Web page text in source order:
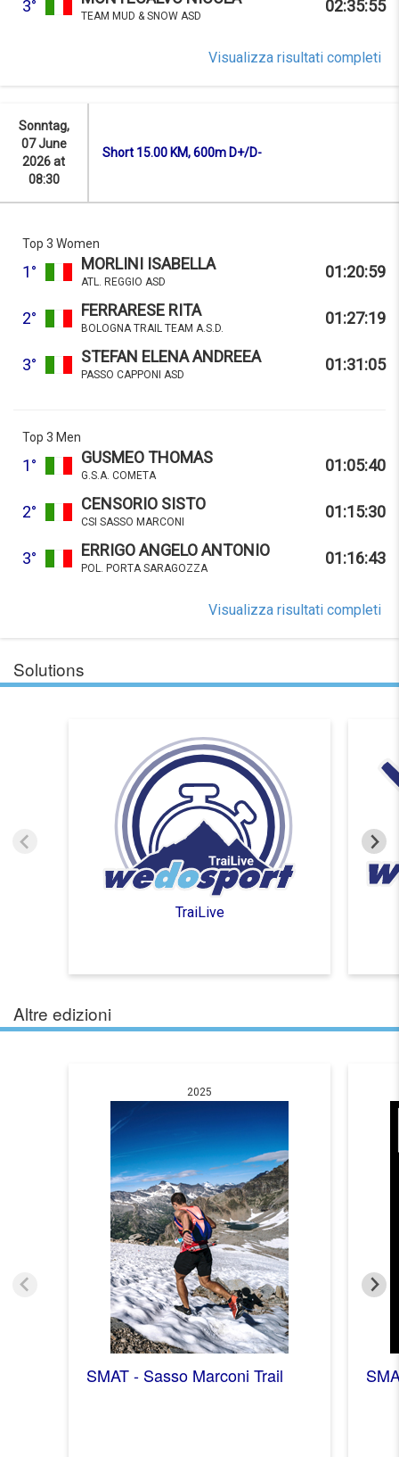
3°
TEAM MUD & SNOW ASD
02:35:55
Visualizza risultati completi
Sonntag,
07 June
2026 at
08:30
Short 15.00 KM, 600m D+/D-
Top 3 Women
1° MORLINI ISABELLA
ATL. REGGIO ASD
01:20:59
2° FERRARESE RITA
BOLOGNA TRAIL TEAM A.S.D.
01:27:19
3° STEFAN ELENA ANDREEA
PASSO CAPPONI ASD
01:31:05
Top 3 Men
1° GUSMEO THOMAS
G.S.A. COMETA
01:05:40
2° CENSORIO SISTO
CSI SASSO MARCONI
01:15:30
3° ERRIGO ANGELO ANTONIO
POL. PORTA SARAGOZZA
01:16:43
Visualizza risultati completi
Solutions
TraiLive
Altre edizioni
2025
SMAT - Sasso Marconi Trail